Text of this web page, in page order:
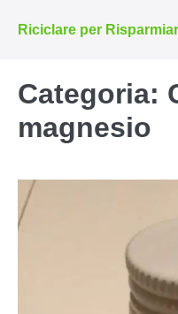
Riciclare per
Categoria:
magnesio
Tonico
per